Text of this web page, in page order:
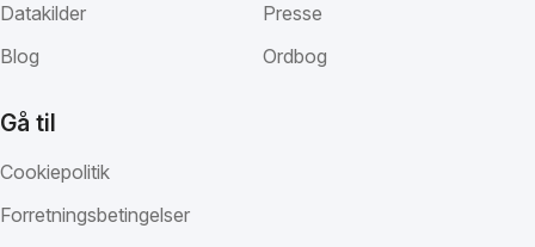
Datakilder
Blog
Presse
Ordbog
Gå til
Cookiepolitik
Forretningsbetingelser